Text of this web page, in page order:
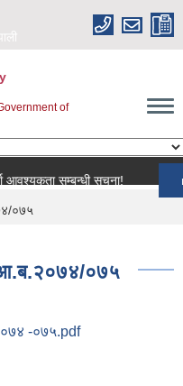
of
सम्बन्धी सूचना!
०७५
आ.ब.२०७४/०७५
-०७५.pdf